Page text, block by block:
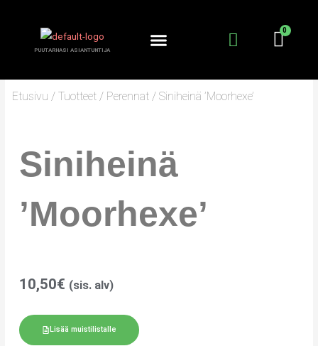
PUUTARHASI ASIANTUNTIJA
Etusivu /Tuotteet / Perennat / Siniheinä ’Moorhexe’
Siniheinä
’Moorhexe’
10,50€ (sis. alv)
Lisää muistilistalle